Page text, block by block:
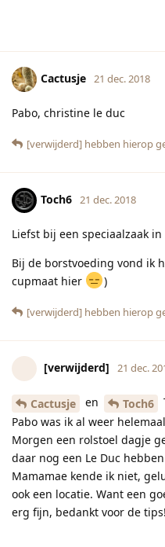
Cactusje 21 dec. 2018
Pabo, christine le duc
[verwijderd] hebben hierop
Toch6 21 dec. 2018
Liefst bij een speciaalzaak
Bij de borstvoeding vond ik
cupmaat hier
)
[verwijderd] hebben hierop
[verwijderd] 21 dec.
Cactusje en Toch6
Pabo was ik al weer
Morgen een rolstoel dagje
daar nog een Le Duc
Mamamae kende ik niet,
ook een locatie. Want een
erg fijn, bedankt voor de tips!